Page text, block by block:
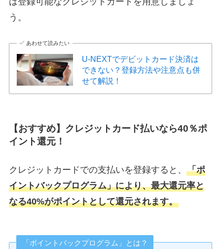
う。
あわせて読みたい
U-NEXTでデビットカード決済は
できない？登録方法や注意点も併
せて解説！
【おすすめ】クレジットカード払いなら40％ポ
イント還元！
クレジットカードでの支払いを登録すると、 「ポ
イントバックプログラム」により、最大還元率と
なる40%がポイントとして還元されます。
「ポイントバックプログラム」とは？